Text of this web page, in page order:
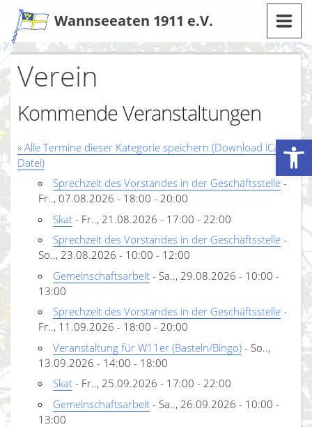
Werkzeugleiste öffnen
Zum
Inhalt
Wannseeaten 1911 e.V.
Verein
Kommende Veranstaltungen
» Alle Termine dieser Kategorie speichern (Download iCal-
Datei)
Sprechzeit des Vorstandes in der Geschäftsstelle -
Fr.., 07.08.2026 - 18:00 - 20:00
Skat - Fr.., 21.08.2026 - 17:00 - 22:00
Sprechzeit des Vorstandes in der Geschäftsstelle -
So.., 23.08.2026 - 10:00 - 12:00
Gemeinschaftsarbeit - Sa.., 29.08.2026 - 10:00 -
13:00
Sprechzeit des Vorstandes in der Geschäftsstelle -
Fr.., 11.09.2026 - 18:00 - 20:00
Veranstaltung für W11er (Basteln/Bingo) - So..,
13.09.2026 - 14:00 - 18:00
Skat - Fr.., 25.09.2026 - 17:00 - 22:00
Gemeinschaftsarbeit - Sa.., 26.09.2026 - 10:00 -
13:00